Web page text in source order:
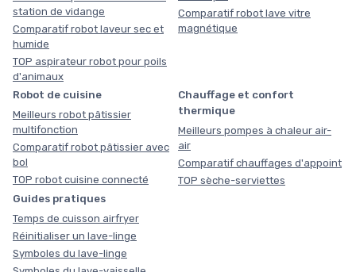
station de vidange
Comparatif robot laveur sec et
humide
TOP aspirateur robot pour poils
d'animaux
Comparatif robot lave vitre
magnétique
Robot de cuisine
Meilleurs robot pâtissier
multifonction
Comparatif robot pâtissier avec
bol
TOP robot cuisine connecté
Chauffage et confort
thermique
Meilleurs pompes à chaleur air-
air
Comparatif chauffages d'appoint
TOP sèche-serviettes
Guides pratiques
Temps de cuisson airfryer
Réinitialiser un lave-linge
Symboles du lave-linge